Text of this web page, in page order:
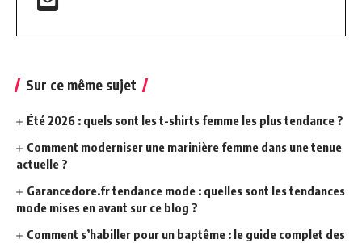
Sur ce même sujet
Été 2026 : quels sont les t-shirts femme les plus tendance ?
Comment moderniser une marinière femme dans une tenue
actuelle ?
Garancedore.fr tendance mode : quelles sont les tendances
mode mises en avant sur ce blog ?
Comment s’habiller pour un baptême : le guide complet des